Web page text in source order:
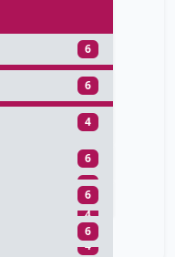
6
6
4
4
4
4
4
6
6
6